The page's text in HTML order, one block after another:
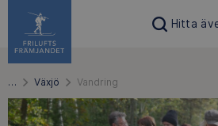
Hitta
… Växjö Vandring